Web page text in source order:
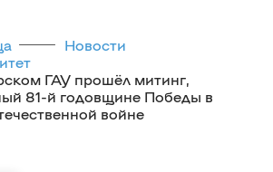
Новости
ГАУ прошёл митинг,
81-й годовщине Победы в
войне